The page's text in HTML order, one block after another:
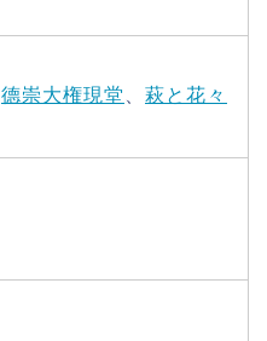
德崇大権現堂 萩と花々